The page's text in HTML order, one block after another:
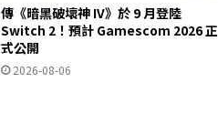
傳《暗黑破壞神 IV》於 9 月登陸
Switch 2！預計 Gamescom 2026 正
式公開
2026-08-06